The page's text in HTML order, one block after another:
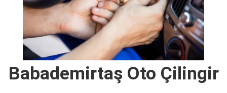
Babademirtaş Oto Çilingir